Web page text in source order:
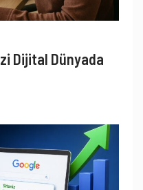
Dijital Dünyada